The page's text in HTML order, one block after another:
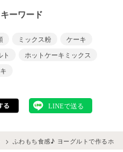
ーワード
ミックス粉
ケーキ
ト
ホットケーキミックス
ふわもち食感♪ ヨーグルトで作るホッ